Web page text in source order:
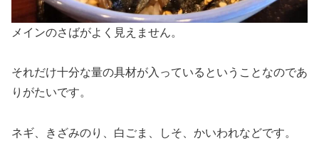
メインのさばがよく見えません。
それだけ十分な量の具材が入っているということなのであ
りがたいです。
ネギ、きざみのり、白ごま、しそ、かいわれなどです。